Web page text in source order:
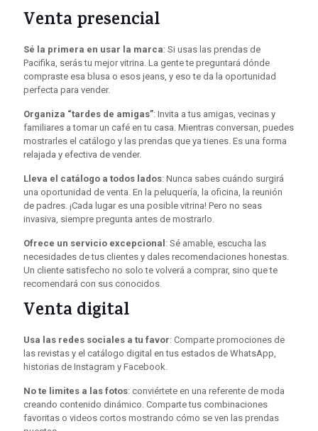
Venta presencial
Sé la primera en usar la marca: Si usas las prendas de
Pacifika, serás tu mejor vitrina. La gente te preguntará dónde
compraste esa blusa o esos jeans, y eso te da la oportunidad
perfecta para vender.
Organiza “tardes de amigas”: Invita a tus amigas, vecinas y
familiares a tomar un café en tu casa. Mientras conversan, puedes
mostrarles el catálogo y las prendas que ya tienes. Es una forma
relajada y efectiva de vender.
Lleva el catálogo a todos lados: Nunca sabes cuándo surgirá
una oportunidad de venta. En la peluquería, la oficina, la reunión
de padres. ¡Cada lugar es una posible vitrina! Pero no seas
invasiva, siempre pregunta antes de mostrarlo.
Ofrece un servicio excepcional : Sé amable, escucha las
necesidades de tus clientes y dales recomendaciones honestas.
Un cliente satisfecho no solo te volverá a comprar, sino que te
recomendará con sus conocidos.
Venta digital
Usa las redes sociales a tu favor: Comparte promociones de
las revistas y el catálogo digital en tus estados de WhatsApp,
historias de Instagram y Facebook.
No te limites a las fotos: conviértete en una referente de moda
creando contenido dinámico. Comparte tus combinaciones
favoritas o videos cortos mostrando cómo se ven las prendas